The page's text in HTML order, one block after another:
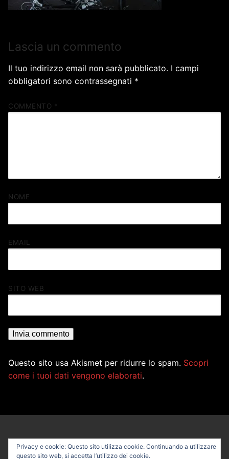
Lascia un commento
Il tuo indirizzo email non sarà pubblicato. I campi
obbligatori sono contrassegnati *
COMMENTO *
NOME
EMAIL
SITO WEB
Questo sito usa Akismet per ridurre lo spam. Scopri
come i tuoi dati vengono elaborati.
Privacy e cookie: Questo sito utilizza cookie. Continuando a utilizzare
questo sito web, si accetta l’utilizzo dei cookie.